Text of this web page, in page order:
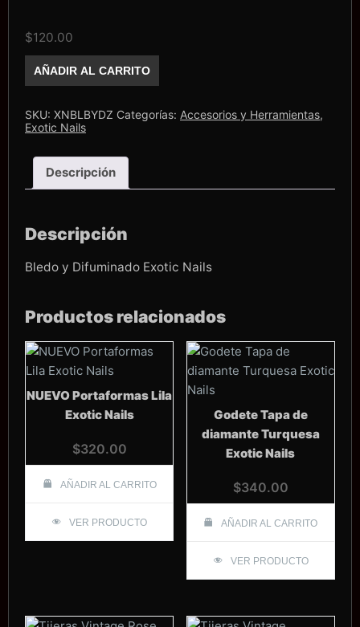
$120.00
Difuminado
Nails
cantidad
AÑADIR AL CARRITO
SKU: XNBLBYDZ Categorías: Accesorios y Herramientas,
Exotic Nails
Descripción
Descripción
Bledo y Difuminado Exotic Nails
Productos relacionados
NUEVO Portaformas Lila
Exotic Nails
$320.00
AÑADIR AL CARRITO
VER PRODUCTO
Godete Tapa de
diamante Turquesa
Exotic Nails
$340.00
AÑADIR AL CARRITO
VER PRODUCTO